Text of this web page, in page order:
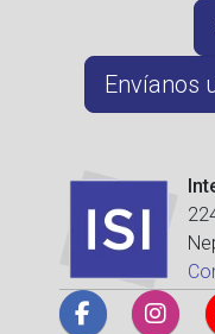
Envíanos